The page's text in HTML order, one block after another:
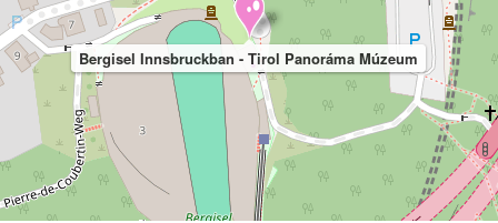
Bergisel Innsbruckban - Tirol Panoráma Múzeum